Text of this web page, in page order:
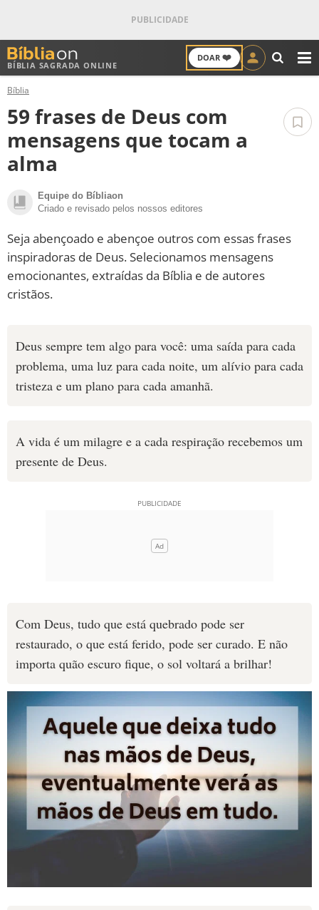
BÍBLIA SAGRADA ONLINE
DOAR ❤️
ANTIGO TESTAMENTO
VERSÍCULOS
VERSÍCULO DO DIA
PALAVRA DO DIA
SALMO DO DIA
10 MANDAMENTOS
ESTUDOS BÍBLICOS
Bíblia
59 frases de Deus com
mensagens que tocam a
alma
Equipe do Bíbliaon
Criado e revisado pelos nossos editores
Seja abençoado e abençoe outros com essas frases
inspiradoras de Deus. Selecionamos mensagens
emocionantes, extraídas da Bíblia e de autores
cristãos.
Deus sempre tem algo para você: uma saída para cada
problema, uma luz para cada noite, um alívio para cada
tristeza e um plano para cada amanhã.
A vida é um milagre e a cada respiração recebemos um
presente de Deus.
Com Deus, tudo que está quebrado pode ser
restaurado, o que está ferido, pode ser curado. E não
importa quão escuro fique, o sol voltará a brilhar!